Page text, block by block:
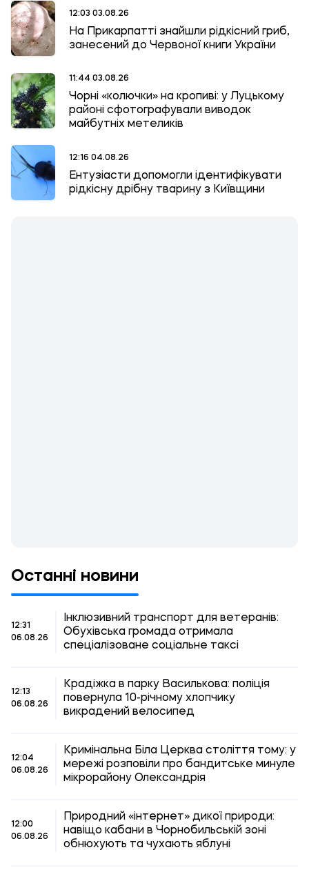
12:03 03.08.26
На Прикарпатті знайшли рідкісний гриб,
занесений до Червоної книги України
11:44 03.08.26
Чорні «колючки» на кропиві: у Луцькому
районі сфотографували виводок
майбутніх метеликів
12:16 04.08.26
Ентузіасти допомогли ідентифікувати
рідкісну дрібну тварину з Київщини
Останні новини
12:31
06.08.26
Інклюзивний транспорт для ветеранів:
Обухівська громада отримала
спеціалізоване соціальне таксі
12:13
06.08.26
Крадіжка в парку Василькова: поліція
повернула 10-річному хлопчику
викрадений велосипед
12:04
06.08.26
Кримінальна Біла Церква століття тому: у
мережі розповіли про бандитське минуле
мікрорайону Олександрія
12:00
06.08.26
Природний «інтернет» дикої природи:
навіщо кабани в Чорнобильській зоні
обнюхують та чухають яблуні